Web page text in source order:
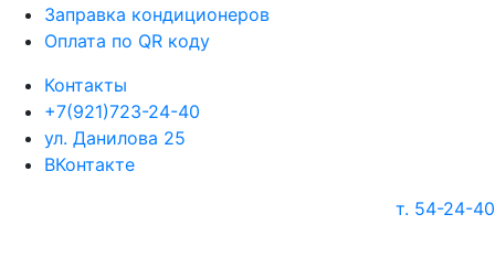
Заправка кондиционеров
Оплата по QR коду
Контакты
+7(921)723-24-40
ул. Данилова 25
ВКонтакте
т. 54-24-40